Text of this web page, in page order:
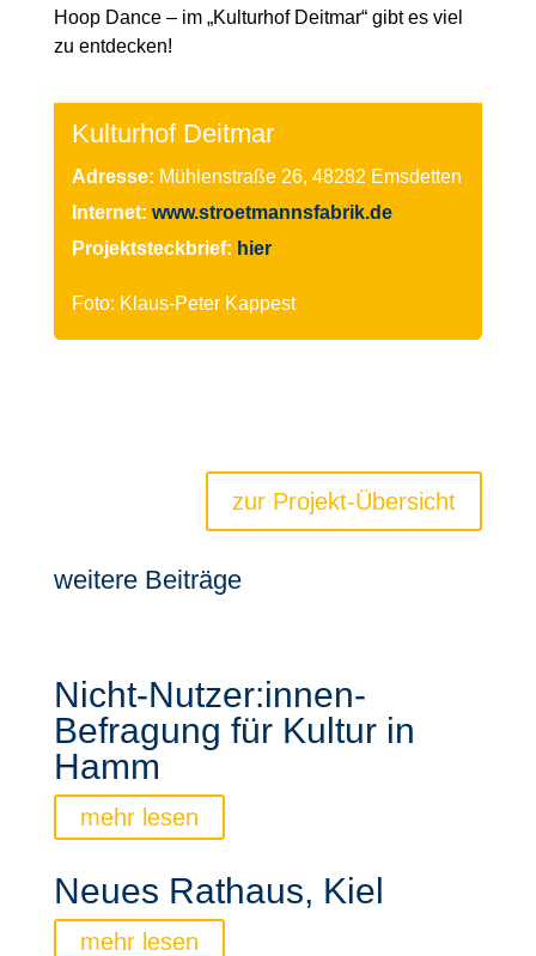
Hoop Dance – im „Kulturhof Deitmar“ gibt es viel
zu entdecken!
Kulturhof Deitmar
Adresse: Mühlenstraße 26, 48282 Emsdetten
Internet: www.stroetmannsfabrik.de
Projektsteckbrief: hier
Foto: Klaus-Peter Kappest
zur Projekt-Übersicht
weitere Beiträge
Nicht-Nutzer:innen-
Befragung für Kultur in
Hamm
mehr lesen
Neues Rathaus, Kiel
mehr lesen